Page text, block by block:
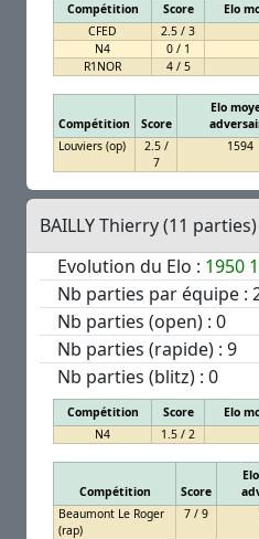
Compétition Score Elo
CFED
2.5 / 3
N4
0 / 1
R1NOR
4 / 5
Compétition Score
Elo
Louviers (op)
2.5 /
7
1594
BAILLY Thierry (11 parties)
Evolution du Elo : 1950
Nb parties par équipe :
Nb parties (open) : 0
Nb parties (rapide) : 9
Nb parties (blitz) : 0
Compétition Score Elo
N4
1.5 / 2
Compétition Score
Beaumont Le Roger
(rap)
7 / 9